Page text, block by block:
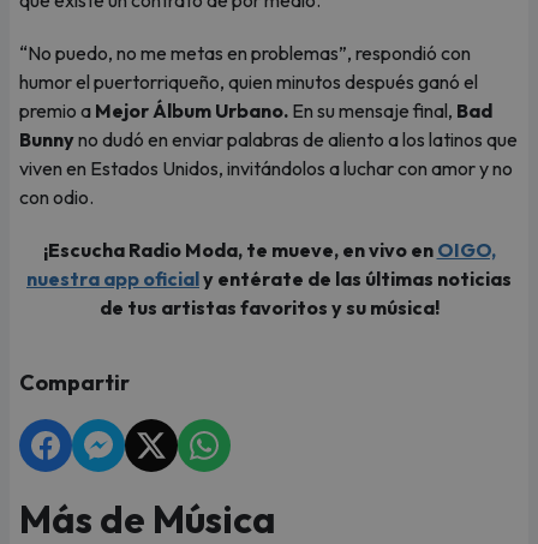
“No puedo, no me metas en problemas”, respondió con
humor el puertorriqueño, quien minutos después ganó el
premio a Mejor Álbum Urbano. En su mensaje final, Bad
Bunnyno dudó en enviar palabras de aliento a los latinos que
viven en Estados Unidos, invitándolos a luchar con amor y no
con odio.
¡Escucha Radio Moda, te mueve, en vivo en OIGO,
nuestra app oficialy entérate de las últimas noticias
de tus artistas favoritos y su música!
Compartir
Más de Música